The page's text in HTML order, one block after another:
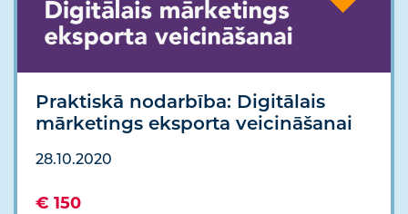
Praktiskā nodarbība: Digitālais
mārketings eksporta veicināšanai
28.10.2020
€ 150